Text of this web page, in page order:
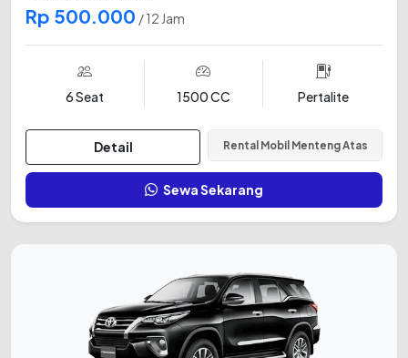
Rp 500.000 / 12 Jam
6 Seat 1500 CC Pertalite
Detail Rental Mobil Menteng Atas
Sewa Sekarang